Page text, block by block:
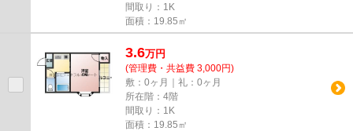
間取り：1K
面積：19.85㎡
3.6万円
(管理費・共益費 3,000円)
敷：0ヶ月｜礼：0ヶ月
所在階：4階
間取り：1K
面積：19.85㎡